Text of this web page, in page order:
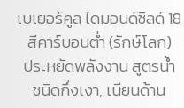
เบเยอร์คูล ไดมอนด์ชิลด์ 18
สีคาร์บอนต่ำ (รักษ์โลก)
ประหยัดพลังงาน สูตรน้ำ
ชนิดกึ่งเงา, เนียนด้าน